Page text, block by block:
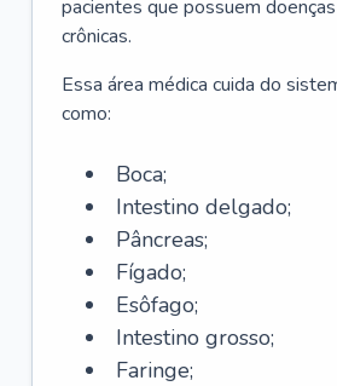
pacientes que possuem
crônicas.
Essa área médica cuida do
como:
Boca;
Intestino delgado;
Pâncreas;
Fígado;
Esôfago;
Intestino grosso;
Faringe;